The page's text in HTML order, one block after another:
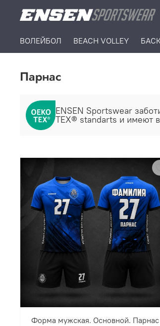
ВОЛЕЙБОЛ BEACH VOLLEY
Парнас
ENSEN Sportswear
TEX® standarts и имеют
Форма мужская. Основной. Парнас